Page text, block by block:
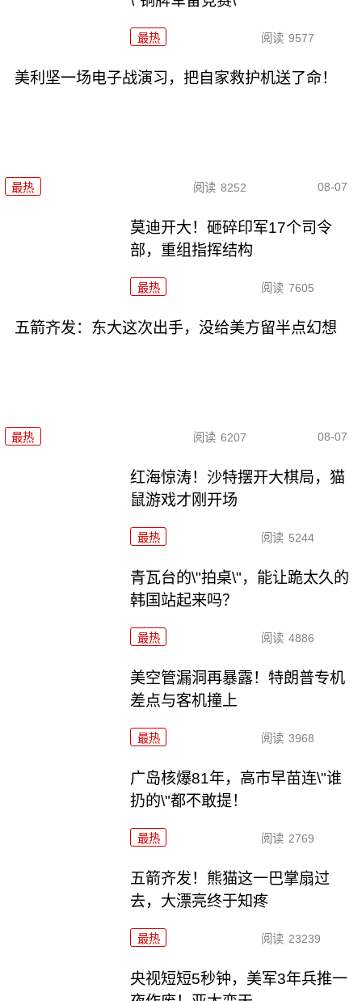
最热 阅读 9577
美利坚一场电子战演习，把自家救护机送了命！
最热 阅读 8252 08-07
莫迪开大！砸碎印军17个司令
部，重组指挥结构
最热 阅读 7605
五箭齐发：东大这次出手，没给美方留半点幻想
最热 阅读 6207 08-07
红海惊涛！沙特摆开大棋局，猫
鼠游戏才刚开场
最热 阅读 5244
青瓦台的\"拍桌\"，能让跪太久的
韩国站起来吗？
最热 阅读 4886
美空管漏洞再暴露！特朗普专机
差点与客机撞上
最热 阅读 3968
广岛核爆81年，高市早苗连\"谁
扔的\"都不敢提！
最热 阅读 2769
五箭齐发！熊猫这一巴掌扇过
去，大漂亮终于知疼
最热 阅读 23239
央视短短5秒钟，美军3年兵推一